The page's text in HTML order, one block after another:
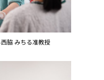
脇 みちる准教授